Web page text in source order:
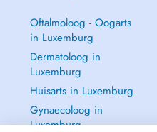
Oftalmoloog - Oogarts
in Luxemburg
Dermatoloog in
Luxemburg
Huisarts in Luxemburg
Gynaecoloog in
Luxemburg